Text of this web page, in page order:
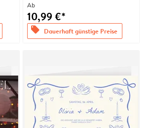
Ab
10,99 €*
offers Dauerhaft günstige Preise